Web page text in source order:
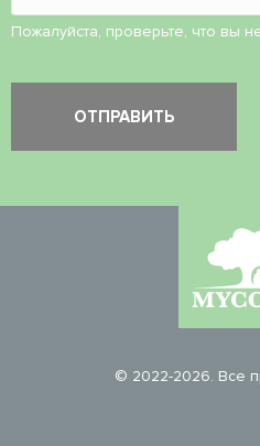
Пожалуйста, проверьте, что вы
© 2022-2026. Все